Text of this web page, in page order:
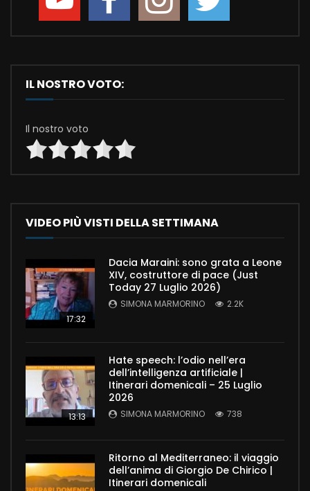
IL NOSTRO VOTO:
Il nostro voto
VIDEO PIÙ VISTI DELLA SETTIMANA
17:32
Dacia Maraini: sono grata a Leone
XIV, costruttore di pace (Just
Today 27 Luglio 2026)
SIMONA MARMORINO 2.2K
13:13
Hate speech: l’odio nell’era
dell’intelligenza artificiale |
Itinerari domenicali – 25 Luglio
2026
SIMONA MARMORINO 738
Ritorno al Mediterraneo: il viaggio
dell’anima di Giorgio De Chirico |
Itinerari domenicali